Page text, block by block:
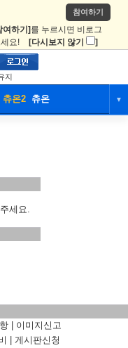
참여하기
여하기] 를 누르시면 비로그
요! [다시보지 않기 ]
지
츄온2 츄온 ▼
세요.
이미지신고
게시판신청